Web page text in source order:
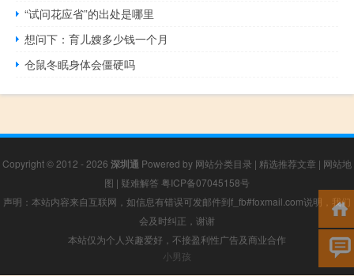
“试问花应省”的出处是哪里
想问下：育儿嫂多少钱一个月
仓鼠冬眠身体会僵硬吗
Copyright © 2012 - 2026 深圳通 Powered by 网站分类目录 | 精选推荐文章 | 网站地
图 | 疑难解答 粤ICP备07045158号
声明：本站内容来自互联网，如信息有错误可发邮件到f_fb#foxmail.com说明，我们
会及时纠正，谢谢
本站仅为个人兴趣爱好，不接盈利性广告及商业合作
小男孩